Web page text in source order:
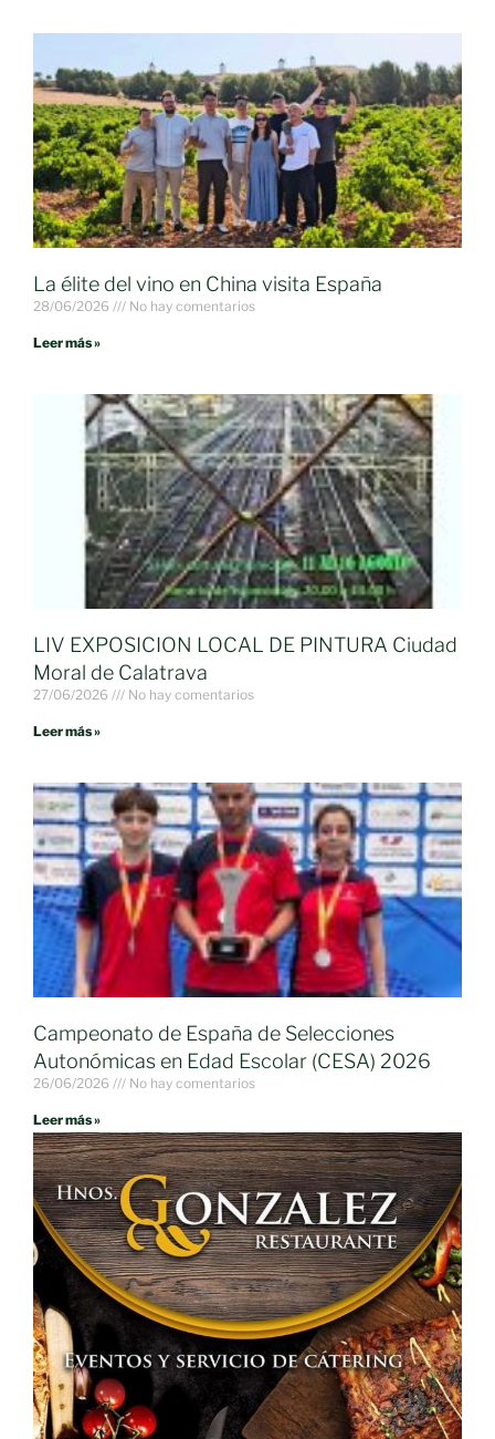
La élite del vino en China visita España
28/06/2026 No hay comentarios
Leer más »
LIV EXPOSICION LOCAL DE PINTURA Ciudad
Moral de Calatrava
27/06/2026 No hay comentarios
Leer más »
Campeonato de España de Selecciones
Autonómicas en Edad Escolar (CESA) 2026
26/06/2026 No hay comentarios
Leer más »